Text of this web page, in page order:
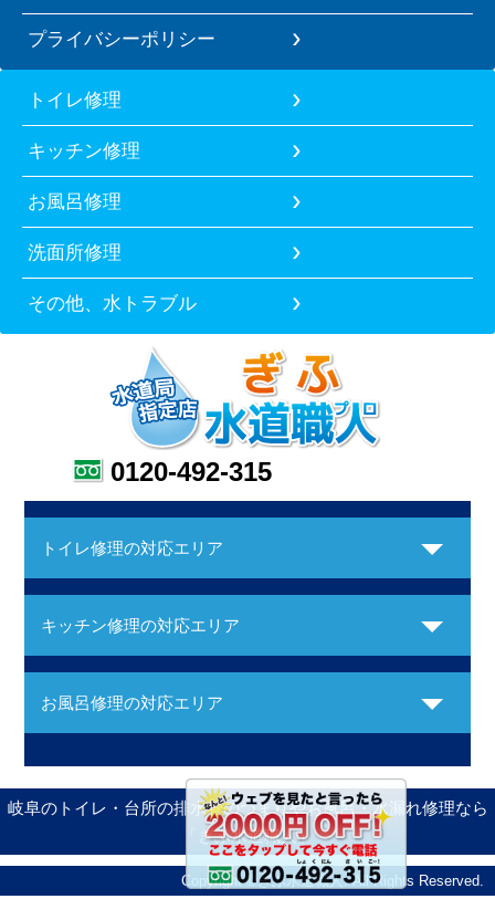
プライバシーポリシー
トイレ修理
キッチン修理
お風呂修理
洗面所修理
その他、水トラブル
0120-492-315
トイレ修理の対応エリア
キッチン修理の対応エリア
お風呂修理の対応エリア
岐阜のトイレ・台所の排水管のつまりやお風呂・水漏れ修理なら
「ぎふ水道職人」
Copyright ©ぎふ水道職人. All Rights Reserved.